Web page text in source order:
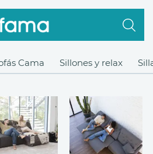
Cama Sillones y relax